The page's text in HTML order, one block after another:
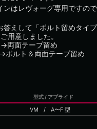
ンはレヴォーグ専用ですの
答えして「ボルト留めタイ
用意しました。
→両面テープ留め
ボルト＆両面テープ留め
型式 / アプライド
VM /